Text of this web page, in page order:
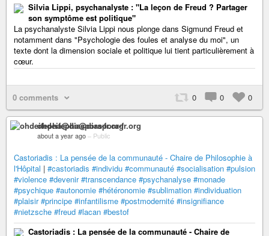
Silvia Lippi, psychanalyste : "La leçon de Freud ? Partager
son symptôme est politique"
La psychanalyste Silvia Lippi nous plonge dans Sigmund Freud et
notamment dans "Psychologie des foules et analyse du moi", un
texte dont la dimension sociale et politique lui tient particulièrement à
cœur.
0 comments 0 0 0
ohdeifepha@diaspora-fr.org
about a year ago – Public
Castoriadis : La pensée de la communauté - Chaire de Philosophie à
l'Hôpital | #castoriadis #individu #communauté #socialisation #pulsion
#violence #devenir #transcendance #psychanalyse #monade
#psychique #autonomie #hétéronomie #sublimation #individuation
#plaisir #principe #infantilisme #postmodernité #insignifiance
#nietzsche #freud #lacan #bestof
Castoriadis : La pensée de la communauté - Chaire de